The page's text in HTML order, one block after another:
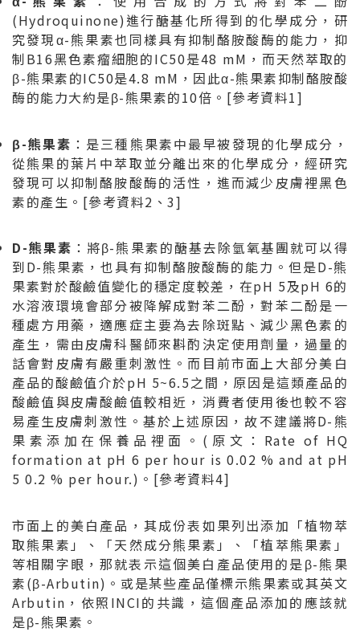
(Hydroquinone)進行醣基化所得到的化學成分，研
究發現α-熊果素也同樣具有抑制酪胺酸酶的能力，抑
制B16黑色素瘤細胞的IC50是48 mM，而天然萃取的
β-熊果素的IC50是4.8 mM，因此α-熊果素抑制酪胺酸
酶的能力大約是β-熊果素的10倍。[參考資料1]
β-熊果素 ：是三種熊果素中最早被發現的化學成分，
從熊果的葉片中萃取並分離出來的化學成分，經研究
發現可以抑制酪胺酸酶的活性，進而減少皮膚裡黑色
素的產生。[參考資料2、3]
D-熊果素 ：將β-熊果素的醣基去除氫氧基團就可以得
到D-熊果素，也具有抑制酪胺酸酶的能力。但是D-熊
果素對於酸鹼值變化的穩定度較差，在pH 5及pH 6的
水溶液環境會部分被降解成對苯二酚，對苯二酚是一
種處方用藥，適應症主要為去除斑點、減少黑色素的
產生，需由皮膚科醫師來斟酌決定使用劑量，過量的
話會對皮膚有嚴重刺激性。而目前市面上大部分美白
產品的酸鹼值介於pH 5~6.5之間，原因是這類產品的
酸鹼值與皮膚酸鹼值較相近，消費者使用後也較不容
易產生皮膚刺激性。基於上述原因，故不建議將D-熊
果素添加在保養品裡面。(原文：Rate of HQ
formation at pH 6 per hour is 0.02 % and at pH
5 0.2 % per hour.)。[參考資料4]
市面上的美白產品，其成份表如果列出添加「植物萃
取熊果素」、「天然成分熊果素」、「植萃熊果素」
等相關字眼，那就表示這個美白產品使用的是β-熊果
素(β-Arbutin)。或是某些產品僅標示熊果素或其英文
Arbutin，依照INCI的共識，這個產品添加的應該就
是β-熊果素。